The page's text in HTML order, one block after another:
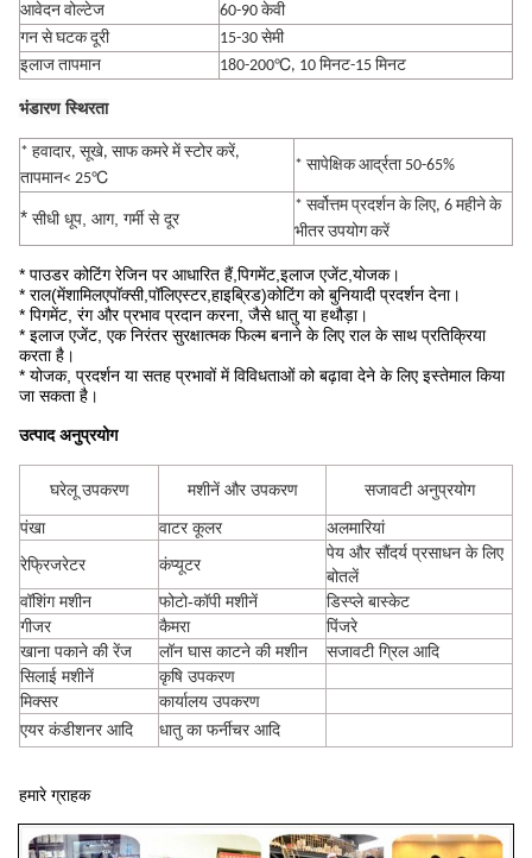
आवेदन वोल्टेज
60-90 केवी
गन से घटक दूरी
15-30 सेमी
इलाज तापमान
180-200℃, 10 मिनट-15 मिनट
भंडारण स्थिरता
* हवादार, सूखे, साफ कमरे में स्टोर करें,
तापमान< 25℃
* सापेक्षिक आर्द्रता 50-65%
* सीधी धूप, आग, गर्मी से दूर
* सर्वोत्तम प्रदर्शन के लिए, 6 महीने के
भीतर उपयोग करें
* पाउडर कोटिंग रेजिन पर आधारित हैं,पिगमेंट इलाज एजेंट योजक।
* राल(मेंशामिलएपॉक्सी,पॉलिएस्टर,हाइब्रिड)कोटिंग को बुनियादी प्रदर्शन देना।
* पिगमेंट, रंग और प्रभाव प्रदान करना, जैसे धातु या हथौड़ा।
* इलाज एजेंट, एक निरंतर सुरक्षात्मक फिल्म बनाने के लिए राल के साथ प्रतिक्रिया
करता है।
* योजक, प्रदर्शन या सतह प्रभावों में विविधताओं को बढ़ावा देने के लिए इस्तेमाल किया
जा सकता है।
उत्पाद अनुप्रयोग
घरेलू उपकरण मशीनें और उपकरण
सजावटी अनुप्रयोग
पंखा
वाटर कूलर
अलमारियां
रेफ्रिजरेटर
कंप्यूटर
पेय और सौंदर्य प्रसाधन के लिए
बोतलें
वॉशिंग मशीन
फोटो-कॉपी मशीनें
डिस्प्ले बास्केट
गीजर
कैमरा
पिंजरे
खाना पकाने की रेंज
लॉन घास काटने की मशीन
सजावटी ग्रिल आदि
सिलाई मशीनें
कृषि उपकरण
मिक्सर
कार्यालय उपकरण
एयर कंडीशनर आदि
धातु का फर्नीचर आदि
हमारे ग्राहक